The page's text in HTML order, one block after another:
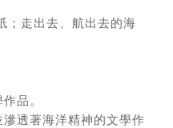
；走出去、航出去的海
品。
透著海洋精神的文學作